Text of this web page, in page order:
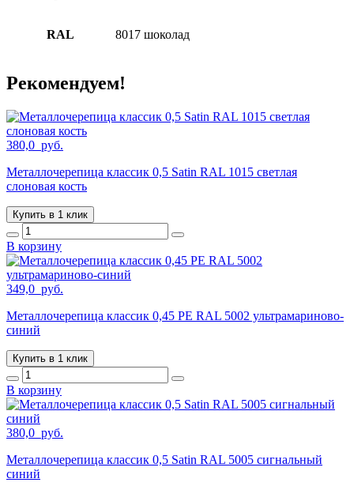
RAL 8017 шоколад
Рекомендуем!
380,0 руб.
Металлочерепица классик 0,5 Satin RAL 1015 светлая
слоновая кость
Купить в 1 клик
В корзину
349,0 руб.
Металлочерепица классик 0,45 PE RAL 5002 ультрамариново-
синий
Купить в 1 клик
В корзину
380,0 руб.
Металлочерепица классик 0,5 Satin RAL 5005 сигнальный
синий